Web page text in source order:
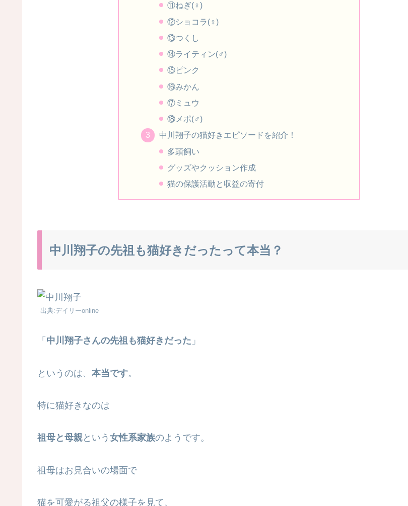
⑪ねぎ(♀)
⑫ショコラ(♀)
⑬つくし
⑭ライティン(♂)
⑮ピンク
⑯みかん
⑰ミュウ
⑱メポ(♂)
中川翔子の猫好きエピソードを紹介！
多頭飼い
グッズやクッション作成
猫の保護活動と収益の寄付
中川翔子の先祖も猫好きだったって本当？
出典:デイリーonline
「 中川翔子さんの先祖も猫好きだった 」
というのは、 本当です。
特に猫好きなのは
祖母と母親という 女性系家族のようです。
祖母はお見合いの場面で
猫を可愛がる祖父の様子を見て、